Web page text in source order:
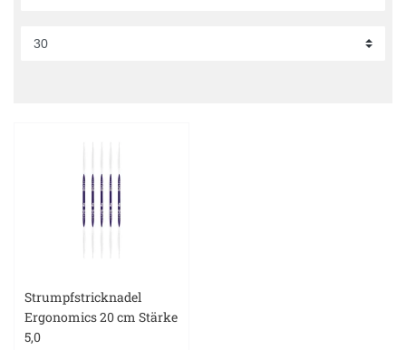
Strumpfstricknadel
Ergonomics 20 cm Stärke
5,0